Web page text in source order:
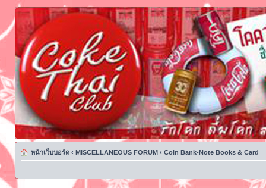
หน้าเว็บบอร์ด ‹ MISCELLANEOUS FORUM ‹ Coin Bank-Note Books & Card